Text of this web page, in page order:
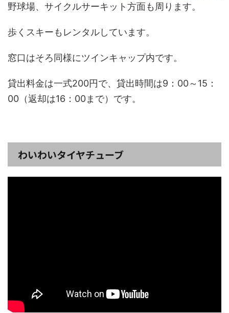
野球場、サイクルサーキット方面も周ります。
歩くスキーもレンタルしています。
窓口はそろ同様にツインキャップ内です。
貸出料金は一式200円で、貸出時間は9：00～15：
00（返却は16：00まで）です。
わいわいタイヤチューブ